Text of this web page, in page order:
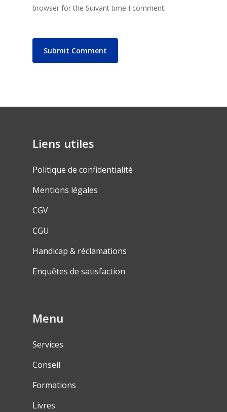
browser for the Suivant time I comment.
Liens utiles
Politique de confidentialité
Mentions légales
CGV
CGU
Handicap & réclamations
Enquêtes de satisfaction
Menu
Services
Conseil
Formations
Livres